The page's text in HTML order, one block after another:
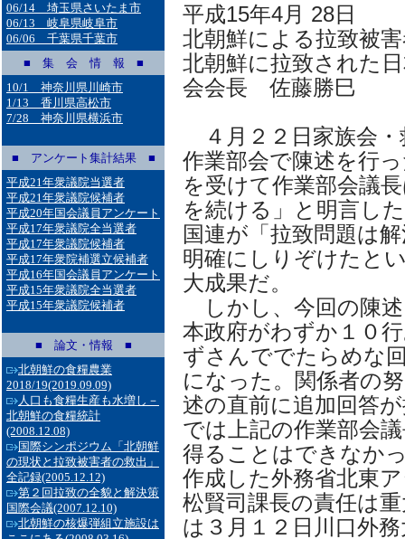
06/14 埼玉県さいたま市
06/13 岐阜県岐阜市
06/06 千葉県千葉市
■ 集 会 情 報 ■
10/1 神奈川県川崎市
1/13 香川県高松市
7/28 神奈川県横浜市
■ アンケート集計結果 ■
平成21年衆議院当選者
平成21年衆議院候補者
平成20年国会議員アンケート
平成17年衆議院全当選者
平成17年衆議院候補者
平成17年衆院補選立候補者
平成16年国会議員アンケート
平成15年衆議院全当選者
平成15年衆議院候補者
■ 論文・情報 ■
北朝鮮の食糧農業
2018/19(2019.09.09)
人口も食糧生産も水増し－
北朝鮮の食糧統計
(2008.12.08)
国際シンポジウム「北朝鮮
の現状と拉致被害者の救出」
全記録(2005.12.12)
第２回拉致の全貌と解決策
国際会議(2007.12.10)
北朝鮮の核爆弾組立施設は
平成15年4月 28日
北朝鮮による拉致被
北朝鮮に拉致された
会会長 佐藤勝巳
４月２２日家族会・
作業部会で陳述を行
を受けて作業部会議
を続ける」と明言し
国連が「拉致問題は
明確にしりぞけたと
大成果だ。
しかし、今回の陳
本政府がわずか１０
ずさんででたらめな
になった。関係者の
述の直前に追加回答
では上記の作業部会
得ることはできなか
作成した外務省北東
松賢司課長の責任は
は３月１２日川口外